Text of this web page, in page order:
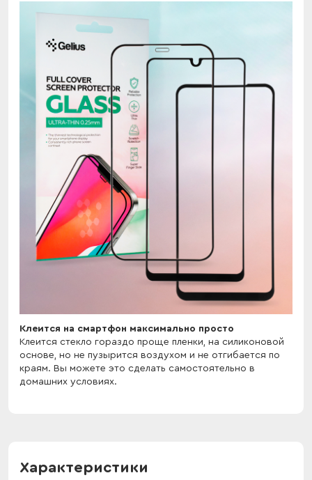
Клеится на смартфон максимально просто
Клеится стекло гораздо проще пленки, на силиконовой
основе, но не пузырится воздухом и не отгибается по
краям. Вы можете это сделать самостоятельно в
домашних условиях.
Характеристики